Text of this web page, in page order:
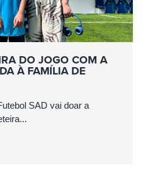
DO JOGO COM A
À FAMÍLIA DE
SAD vai doar a